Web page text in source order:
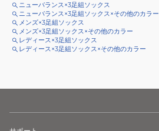
ニューバランス×3足組ソックス
ニューバランス×3足組ソックス×その他のカラー
メンズ×3足組ソックス
メンズ×3足組ソックス×その他のカラー
レディース×3足組ソックス
レディース×3足組ソックス×その他のカラー